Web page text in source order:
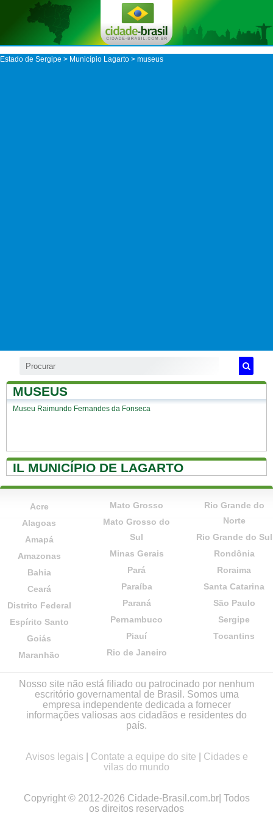
Estado de Sergipe > Município Lagarto > museus
MUSEUS
Museu Raimundo Fernandes da Fonseca
IL MUNICÍPIO DE LAGARTO
Acre
Alagoas
Amapá
Amazonas
Bahia
Ceará
Distrito Federal
Espírito Santo
Goiás
Maranhão
Mato Grosso
Mato Grosso do
Sul
Minas Gerais
Pará
Paraíba
Paraná
Pernambuco
Piauí
Rio de Janeiro
Rio Grande do
Norte
Rio Grande do Sul
Rondônia
Roraima
Santa Catarina
São Paulo
Sergipe
Tocantins
Nosso site não está filiado ou patrocinado por nenhum
escritório governamental de Brasil. Somos uma
empresa independente dedicada a fornecer
informações valiosas aos cidadãos e residentes do
país.
Avisos legais Contate a equipe do site
Cidades e
vilas do mundo
Copyright © 2012-2026 Cidade-Brasil.com.br| Todos
os direitos reservados